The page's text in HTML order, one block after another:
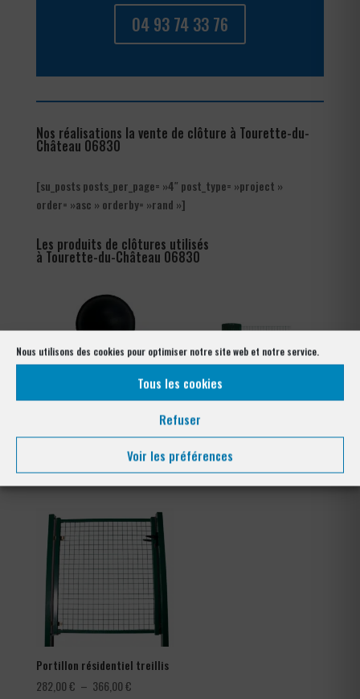
Nous utilisons des cookies pour optimiser notre site web et notre service.
Tous les cookies
Refuser
Voir les préférences
04 93 74 33 76
Nos réalisations la vente de clôture à Tourette-du-
Château 06830
[su_posts posts_per_page= »4″ post_type= »project »
order= »asc » orderby= »rand »]
Les produits de clôtures utilisés
à Tourette-du-Château 06830
Plage
de
0,30 €
à
78,00€–
de
Portillon résidentiel treillis
282,00€ – 366,00€Plage